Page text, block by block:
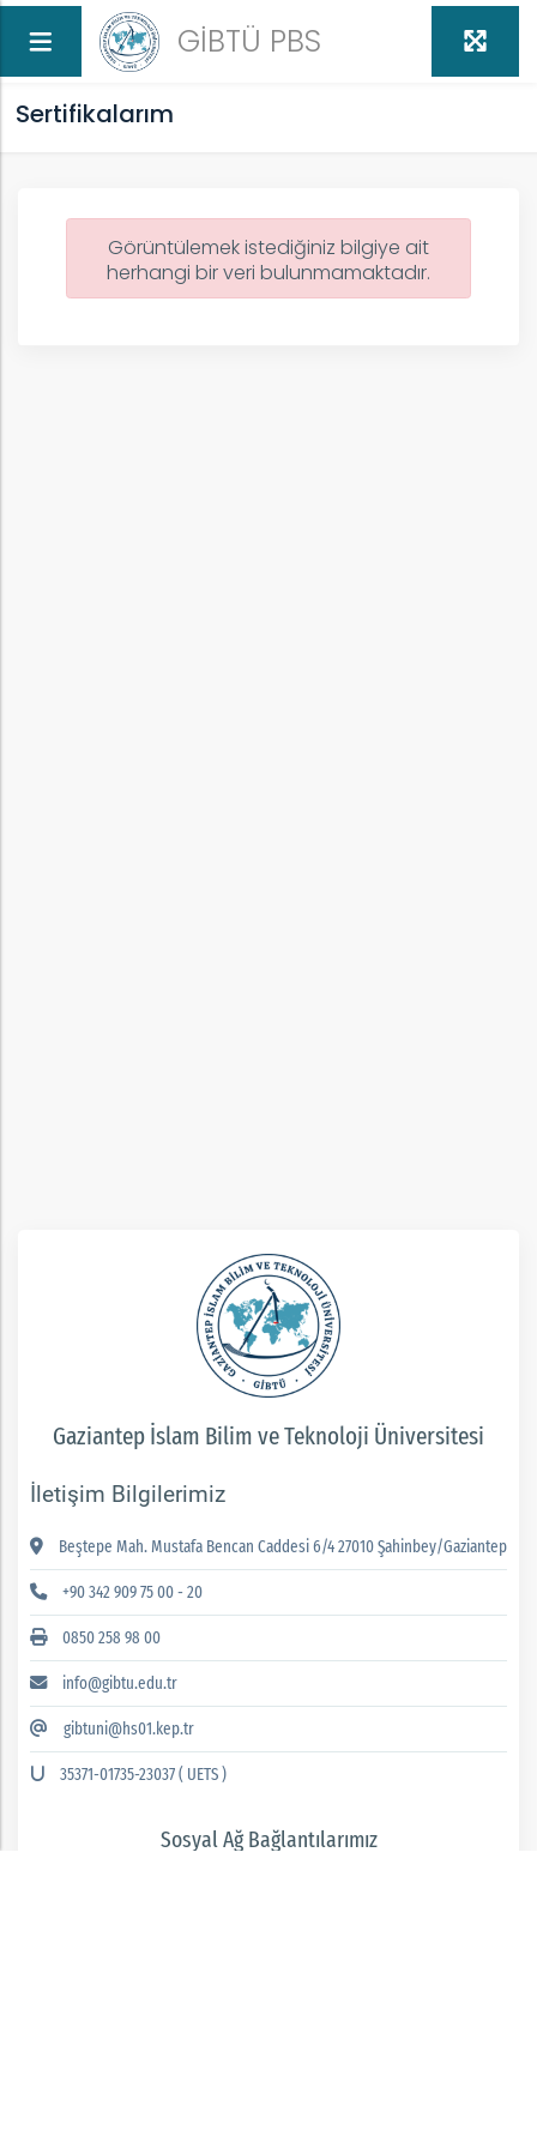
GİBTÜ PBS
Sertifikalarım
Görüntülemek istediğiniz bilgiye ait
herhangi bir veri bulunmamaktadır.
Gaziantep İslam Bilim ve Teknoloji Üniversitesi
İletişim Bilgilerimiz
Beştepe Mah. Mustafa Bencan Caddesi 6/4 27010 Şahinbey/Gaziantep
+90 342 909 75 00 - 20
0850 258 98 00
info@gibtu.edu.tr
gibtuni@hs01.kep.tr
35371-01735-23037 ( UETS )
Sosyal Ağ Bağlantılarımız